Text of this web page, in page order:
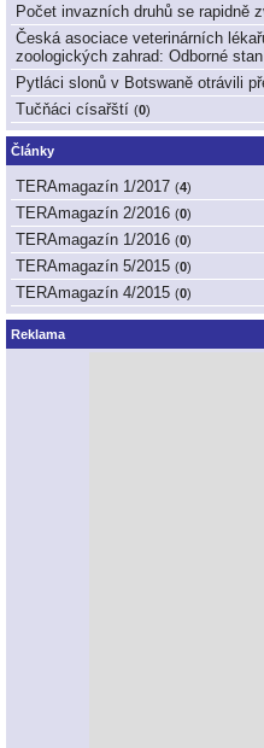
Počet invazních druhů se rapidně
Česká asociace veterinárních
zoologických zahrad: Odborné stan
Pytláci slonů v Botswaně otrávili
Tučňáci císařští (0)
Články
TERAmagazín 1/2017 (4)
TERAmagazín 2/2016 (0)
TERAmagazín 1/2016 (0)
TERAmagazín 5/2015 (0)
TERAmagazín 4/2015 (0)
Reklama